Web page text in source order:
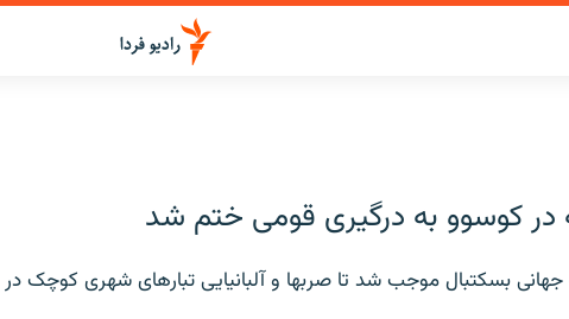
در کوسوو به درگيری قومی ختم شد
بسکتبال موجب شد تا صربها و آلبانيايی تبارهای شهری کوچک در